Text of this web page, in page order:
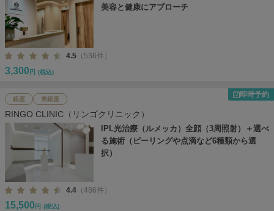
美容と健康にアプローチ
4.5 （536件）
3,300 円 (税込)
銀座 東銀座
即時予約
RINGO CLINIC（リンゴクリニック）
IPL光治療（ルメッカ）全顔（3周照射）＋選べ
る施術（ピーリングや点滴など6種類から選
択）
4.4 （486件）
15,500 円 (税込)